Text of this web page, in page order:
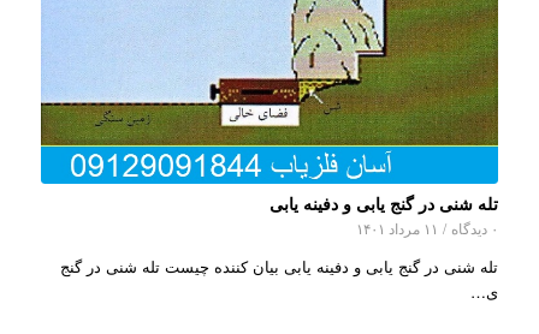
تله شنی در گنج یابی و دفینه یابی
۰ دیدگاه / ۱۱ مرداد ۱۴۰۱
تله شنی در گنج یابی و دفینه یابی بیان کننده چیست تله شنی در گنج
ی…